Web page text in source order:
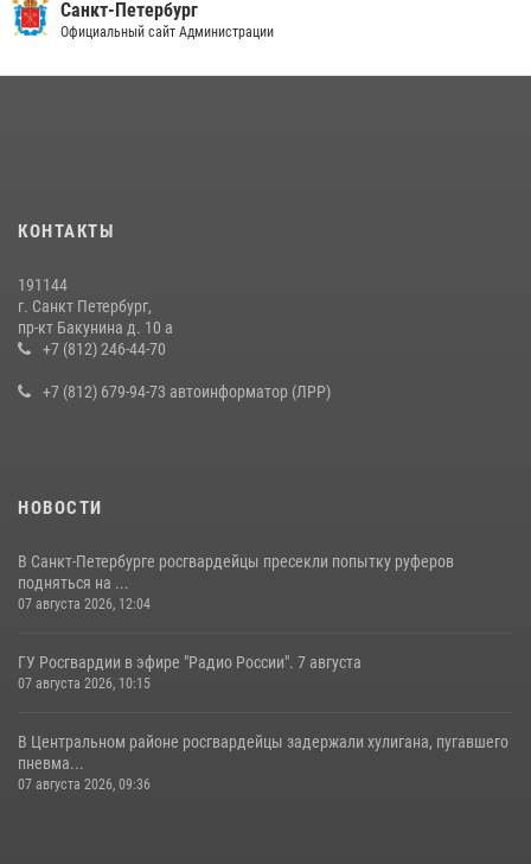
угрожавшего мужчине пневматическим пистолетом
на III Международном петербургском цифровом форуме
В Ленобласти сотрудники Росгвардии провели встречу с
воспитанниками детского клуба «Умные каникулы»
Санкт-Петербург
Официальный сайт Администрации
КОНТАКТЫ
191144
г. Санкт Петербург,
пр-кт Бакунина д. 10 а
+7 (812) 246-44-70
+7 (812) 679-94-73 автоинформатор (ЛРР)
НОВОСТИ
В Санкт-Петербурге росгвардейцы пресекли попытку руферов
подняться на ...
07 августа 2026, 12:04
ГУ Росгвардии в эфире "Радио России". 7 августа
07 августа 2026, 10:15
В Центральном районе росгвардейцы задержали хулигана, пугавшего
пневма...
07 августа 2026, 09:36